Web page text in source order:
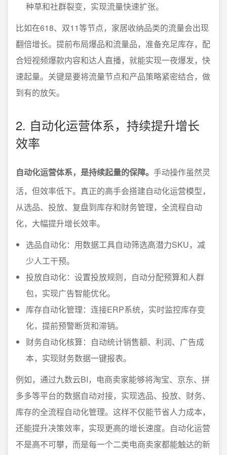
种草和社群裂变，实现流量快速扩张。
比如在618、双11等节点，家居收纳品类的流量会出现
翻倍增长。提前布局爆品和流量品，准备充足库存，配
合短视频爆款内容和达人直播，就能实现一夜爆发，快
速起量。关键是要将流量节点和产品策略紧密结合，做
到有的放矢。
2. 自动化运营体系，持续提升增长
效率
自动化运营体系，是持续起量的保障。 手动操作虽然灵
活，但效率低下。真正的高手会搭建自动化运营模型，
从选品、投放、复盘到库存和财务管理，全流程自动
化，大幅提升增长效率。
选品自动化：用数据工具自动筛选高潜力SKU，减
少人工干预。
投放自动化：设置投放规则，自动分配预算和人群
包，实现广告智能优化。
库存自动化管理：连接ERP系统，实时监控库存变
化，提前预警断货和滞销。
财务自动化核算：自动统计销售额、利润、广告成
本，实现财务数据一键报表。
例如，通过九数云BI，电商卖家能够将淘宝、京东、拼
多多等平台的数据自动对接，实现选品、投放、财务、
库存的全流程自动化管理。这样不仅能节省人力成本，
还能提升决策效率，实现更高的增长速度。自动化运营
不是高不可攀，而是每一个二类电商卖家都能触达的新